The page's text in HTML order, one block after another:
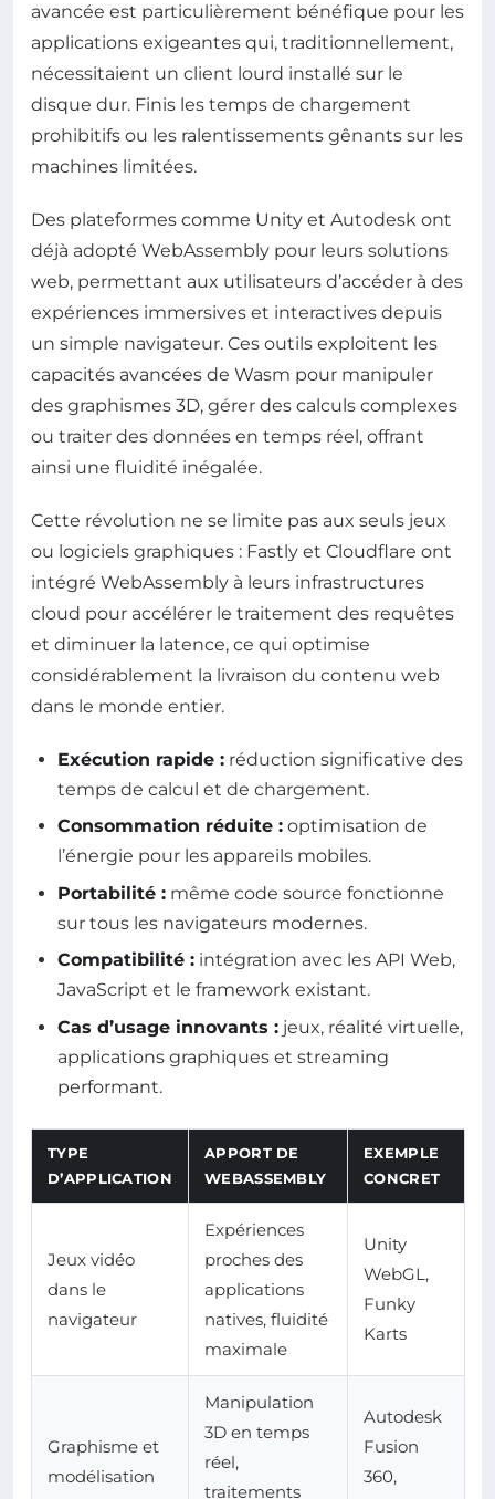
avancée est particulièrement bénéfique pour les
applications exigeantes qui, traditionnellement,
nécessitaient un client lourd installé sur le
disque dur. Finis les temps de chargement
prohibitifs ou les ralentissements gênants sur les
machines limitées.
Des plateformes comme Unity et Autodesk ont
déjà adopté WebAssembly pour leurs solutions
web, permettant aux utilisateurs d’accéder à des
expériences immersives et interactives depuis
un simple navigateur. Ces outils exploitent les
capacités avancées de Wasm pour manipuler
des graphismes 3D, gérer des calculs complexes
ou traiter des données en temps réel, offrant
ainsi une fluidité inégalée.
Cette révolution ne se limite pas aux seuls jeux
ou logiciels graphiques : Fastly et Cloudflare ont
intégré WebAssembly à leurs infrastructures
cloud pour accélérer le traitement des requêtes
et diminuer la latence, ce qui optimise
considérablement la livraison du contenu web
dans le monde entier.
Exécution rapide : réduction significative des
temps de calcul et de chargement.
Consommation réduite : optimisation de
l’énergie pour les appareils mobiles.
Portabilité : même code source fonctionne
sur tous les navigateurs modernes.
Compatibilité : intégration avec les API Web,
JavaScript et le framework existant.
Cas d’usage innovants : jeux, réalité virtuelle,
applications graphiques et streaming
performant.
TYPE
D’APPLICATION
APPORT DE
WEBASSEMBLY
EXEMPLE
CONCRET
Jeux vidéo
dans le
navigateur
Expériences
proches des
applications
natives, fluidité
maximale
Unity
WebGL,
Funky
Karts
Graphisme et
modélisation
Manipulation
3D en temps
réel,
traitements
Autodesk
Fusion
360,